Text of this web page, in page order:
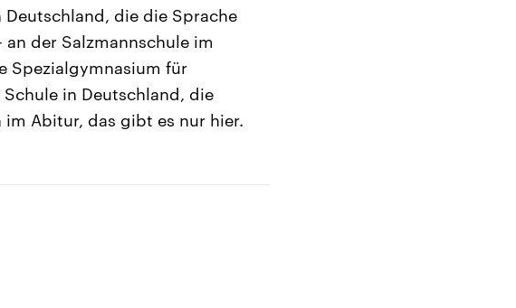
die die Sprache
der Salzmannschule im
Spezialgymnasium für
in Deutschland, die
Abitur, das gibt es nur hier.